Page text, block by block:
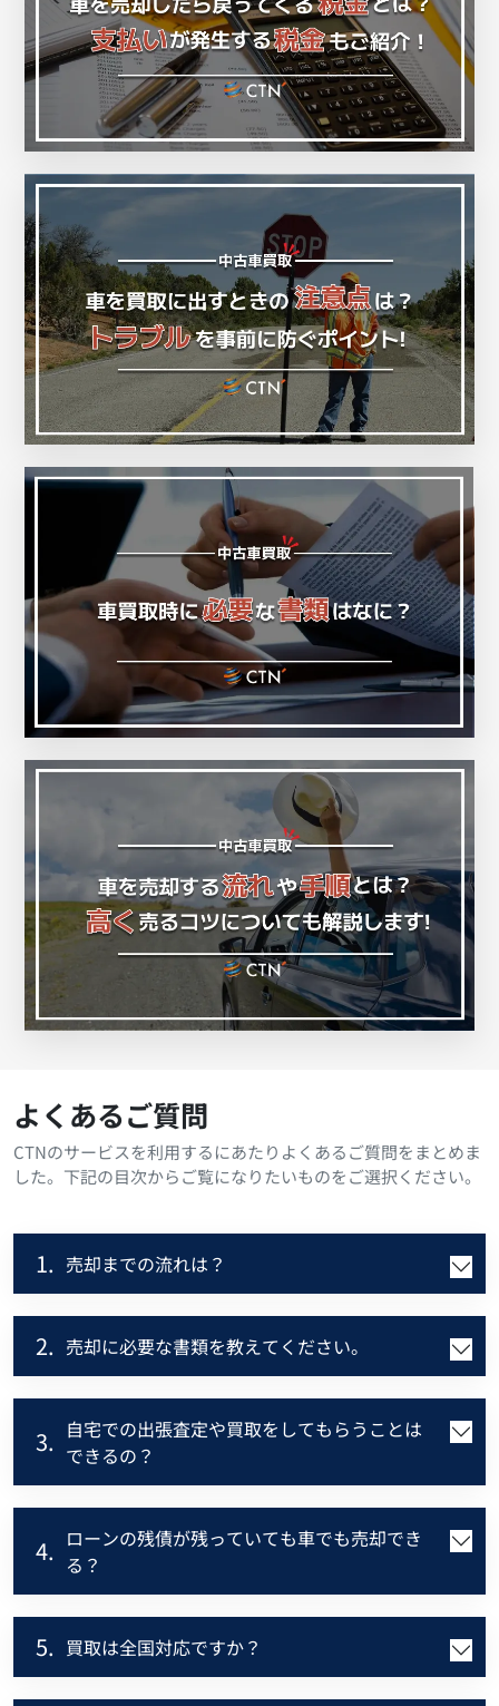
よくあるご質問
CTNのサービスを利用するにあたりよくあるご質問をまとめま
した。下記の目次からご覧になりたいものをご選択ください。
1. 売却までの流れは？
2. 売却に必要な書類を教えてください。
3. 自宅での出張査定や買取をしてもらうことは
できるの？
4. ローンの残債が残っていても車でも売却でき
る？
5. 買取は全国対応ですか？